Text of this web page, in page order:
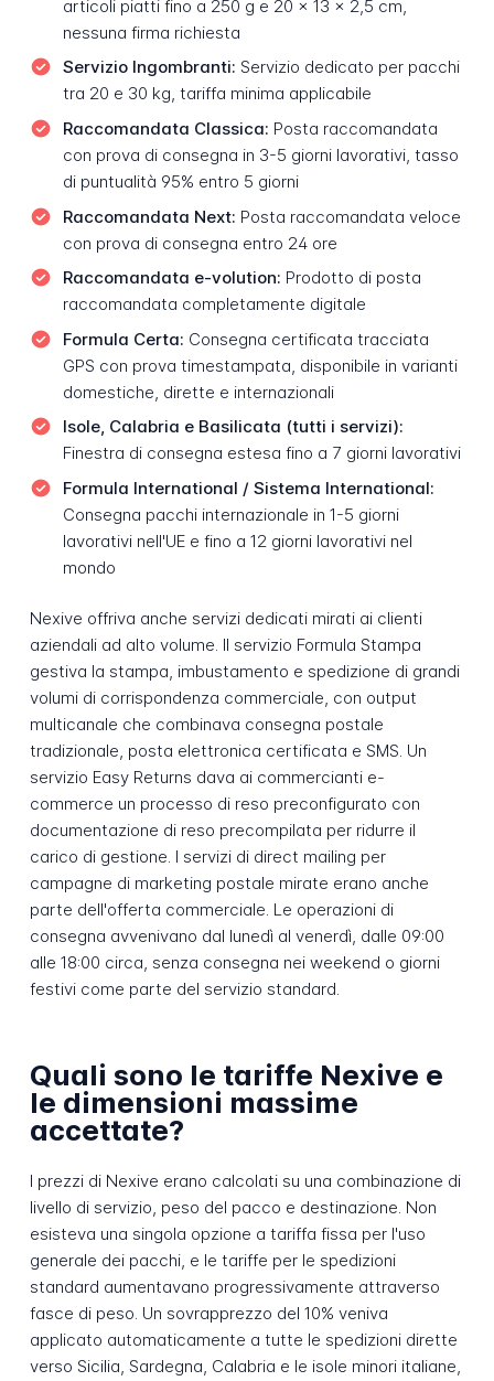
articoli piatti fino a 250 g e 20 x 13 x 2,5 cm,
nessuna firma richiesta
Servizio Ingombranti: Servizio dedicato per pacchi
tra 20 e 30 kg, tariffa minima applicabile
Raccomandata Classica: Posta raccomandata
con prova di consegna in 3-5 giorni lavorativi, tasso
di puntualità 95% entro 5 giorni
Raccomandata Next: Posta raccomandata veloce
con prova di consegna entro 24 ore
Raccomandata e-volution: Prodotto di posta
raccomandata completamente digitale
Formula Certa: Consegna certificata tracciata
GPS con prova timestampata, disponibile in varianti
domestiche, dirette e internazionali
Isole, Calabria e Basilicata (tutti i servizi):
Finestra di consegna estesa fino a 7 giorni lavorativi
Formula International / Sistema International:
Consegna pacchi internazionale in 1-5 giorni
lavorativi nell'UE e fino a 12 giorni lavorativi nel
mondo
Nexive offriva anche servizi dedicati mirati ai clienti
aziendali ad alto volume. Il servizio Formula Stampa
gestiva la stampa, imbustamento e spedizione di grandi
volumi di corrispondenza commerciale, con output
multicanale che combinava consegna postale
tradizionale, posta elettronica certificata e SMS. Un
servizio Easy Returns dava ai commercianti e-
commerce un processo di reso preconfigurato con
documentazione di reso precompilata per ridurre il
carico di gestione. I servizi di direct mailing per
campagne di marketing postale mirate erano anche
parte dell'offerta commerciale. Le operazioni di
consegna avvenivano dal lunedì al venerdì, dalle 09:00
alle 18:00 circa, senza consegna nei weekend o giorni
festivi come parte del servizio standard.
Quali sono le tariffe Nexive e
le dimensioni massime
accettate?
I prezzi di Nexive erano calcolati su una combinazione di
livello di servizio, peso del pacco e destinazione. Non
esisteva una singola opzione a tariffa fissa per l'uso
generale dei pacchi, e le tariffe per le spedizioni
standard aumentavano progressivamente attraverso
fasce di peso. Un sovrapprezzo del 10% veniva
applicato automaticamente a tutte le spedizioni dirette
verso Sicilia, Sardegna, Calabria e le isole minori italiane,